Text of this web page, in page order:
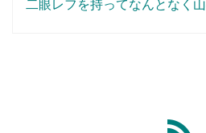
二眼レフを持ってなんとなく